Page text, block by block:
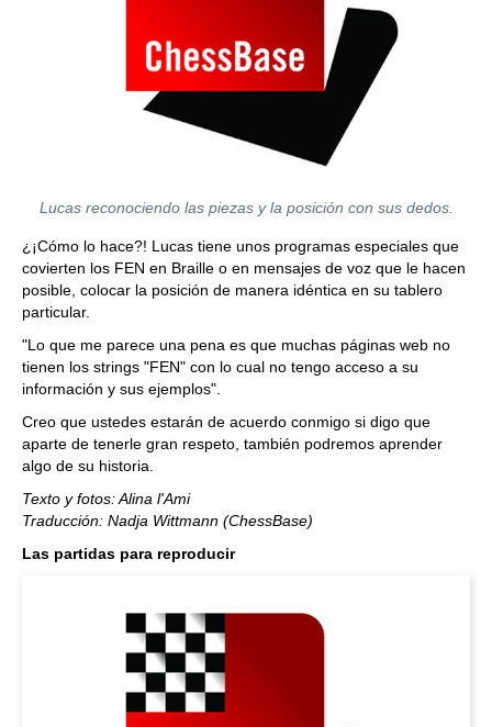
Lucas reconociendo las piezas y la posición con sus dedos.
¿¡Cómo lo hace?! Lucas tiene unos programas especiales que
covierten los FEN en Braille o en mensajes de voz que le hacen
posible, colocar la posición de manera idéntica en su tablero
particular.
"Lo que me parece una pena es que muchas páginas web no
tienen los strings "FEN" con lo cual no tengo acceso a su
información y sus ejemplos".
Creo que ustedes estarán de acuerdo conmigo si digo que
aparte de tenerle gran respeto, también podremos aprender
algo de su historia.
Texto y fotos: Alina l'Ami
Traducción: Nadja Wittmann (ChessBase)
Las partidas para reproducir